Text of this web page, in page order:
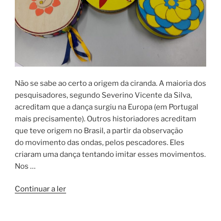
Não se sabe ao certo a origem da ciranda. A maioria dos
pesquisadores, segundo Severino Vicente da Silva,
acreditam que a dança surgiu na Europa (em Portugal
mais precisamente). Outros historiadores acreditam
que teve origem no Brasil, a partir da observação
do movimento das ondas, pelos pescadores. Eles
criaram uma dança tentando imitar esses movimentos.
Nos …
Continuar a ler“CIRANDA”